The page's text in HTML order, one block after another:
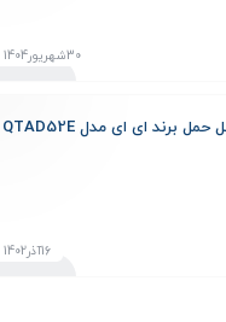
30شهریور1404
16آذر1402